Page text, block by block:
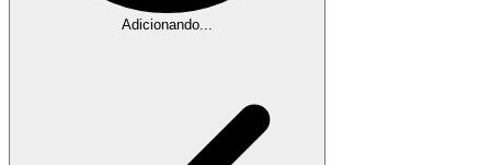
Adicionando...